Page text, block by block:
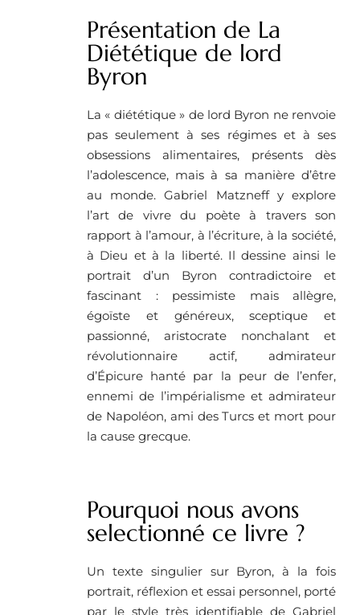
Présentation de La
Diététique de lord
Byron
La « diététique » de lord Byron ne renvoie
pas seulement à ses régimes et à ses
obsessions alimentaires, présents dès
l’adolescence, mais à sa manière d’être
au monde. Gabriel Matzneff y explore
l’art de vivre du poète à travers son
rapport à l’amour, à l’écriture, à la société,
à Dieu et à la liberté. Il dessine ainsi le
portrait d’un Byron contradictoire et
fascinant : pessimiste mais allègre,
égoïste et généreux, sceptique et
passionné, aristocrate nonchalant et
révolutionnaire actif, admirateur
d’Épicure hanté par la peur de l’enfer,
ennemi de l’impérialisme et admirateur
de Napoléon, ami des Turcs et mort pour
la cause grecque.
Pourquoi nous avons
selectionné ce livre ? ​
Un texte singulier sur Byron, à la fois
portrait, réflexion et essai personnel, porté
par le style très identifiable de Gabriel